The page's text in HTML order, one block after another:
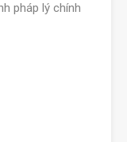
pháp lý chính